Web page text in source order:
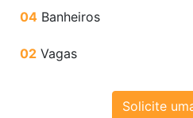
04 Banheiros
02 Vagas
Solicite